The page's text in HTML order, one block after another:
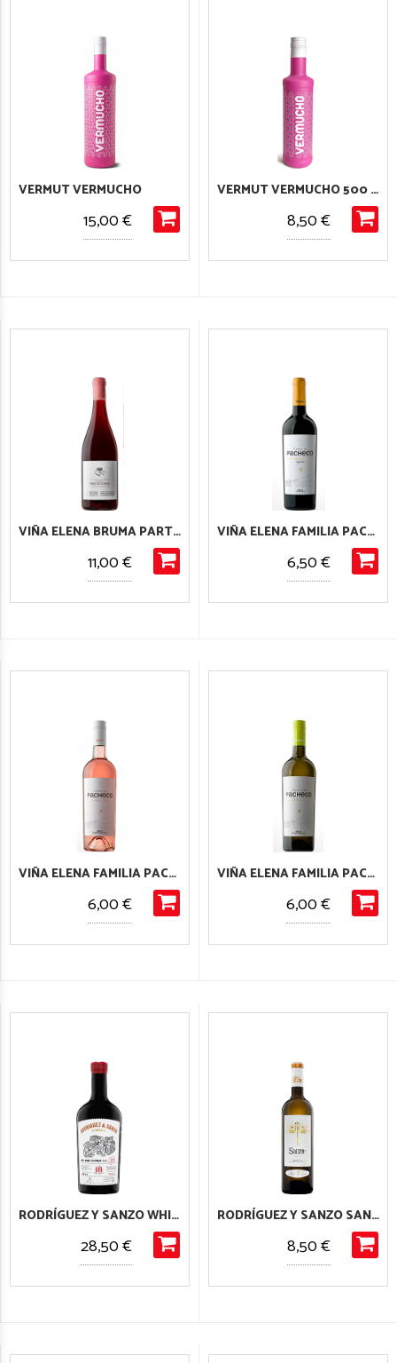
VERMUT VERMUCHO
15,00 €
VERMUT VERMUCHO 500 ML
8,50 €
VIÑA ELENA BRUMA PARTICIONES
11,00 €
VIÑA ELENA FAMILIA PACHECO MONASTRELL ORGANIC
6,50 €
VIÑA ELENA FAMILIA PACHECO ROSADO
6,00 €
VIÑA ELENA FAMILIA PACHECO BLANCO
6,00 €
RODRÍGUEZ Y SANZO WHISBA
28,50 €
RODRÍGUEZ Y SANZO SANZO VIÑAS VIEJAS
8,50 €